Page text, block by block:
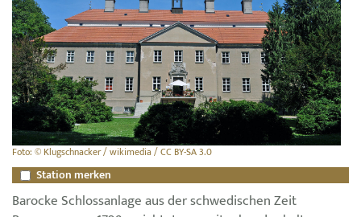
Foto: © Klugschnacker / wikimedia / CC BY-SA 3.0
Station merken
Barocke Schlossanlage aus der schwedischen Zeit